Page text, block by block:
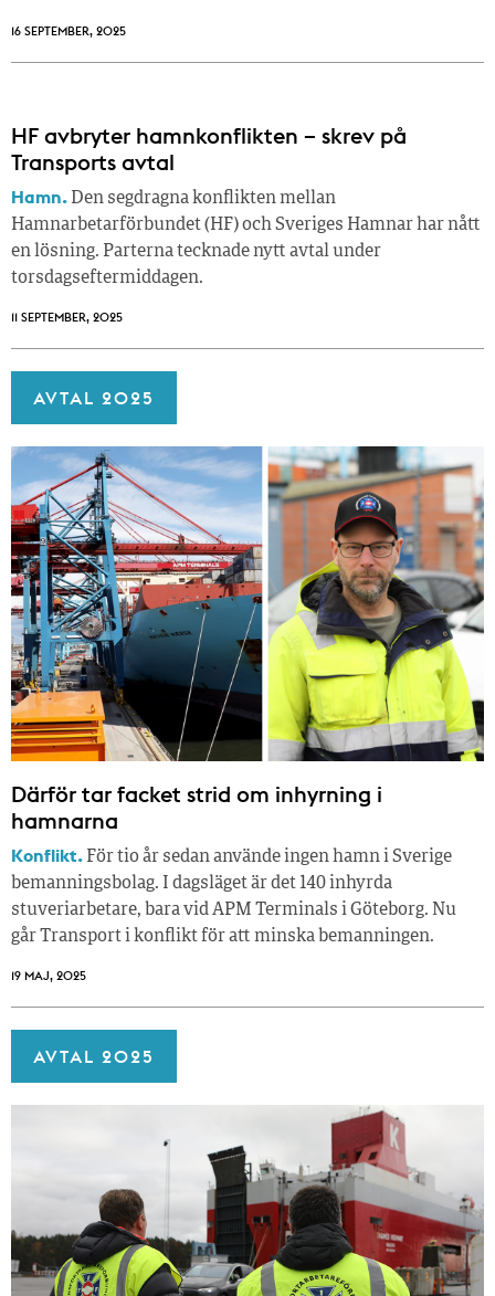
16 SEPTEMBER, 2025
HF avbryter hamnkonflikten – skrev på
Transports avtal
Hamn. Den segdragna konflikten mellan
Hamnarbetarförbundet (HF) och Sveriges Hamnar har nått
en lösning. Parterna tecknade nytt avtal under
torsdagseftermiddagen.
11 SEPTEMBER, 2025
AVTAL 2025
Därför tar facket strid om inhyrning i
hamnarna
Konflikt. För tio år sedan använde ingen hamn i Sverige
bemanningsbolag. I dagsläget är det 140 inhyrda
stuveriarbetare, bara vid APM Terminals i Göteborg. Nu
går Transport i konflikt för att minska bemanningen.
19 MAJ, 2025
AVTAL 2025